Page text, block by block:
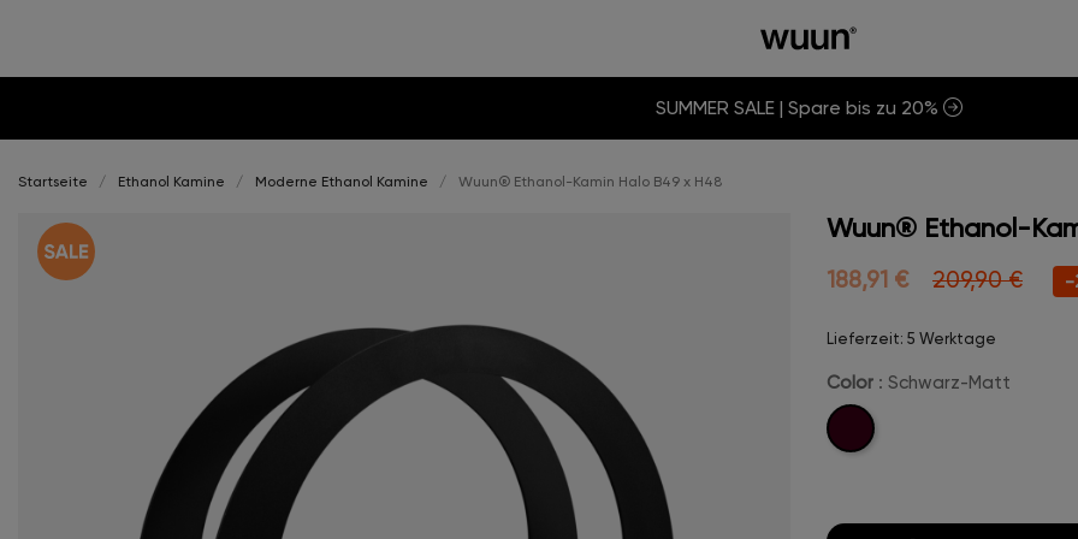
SUMMER SALE | Spare bis zu 20%
Startseite Ethanol Kamine Moderne Ethanol Kamine Wuun® Ethanol-Kamin Halo B49 x H48
Wuun® Ethanol-
188,91 € 209,90 € -
Lieferzeit: 5 Werktage
Color : Schwarz-Matt
Schwarz-
Matt